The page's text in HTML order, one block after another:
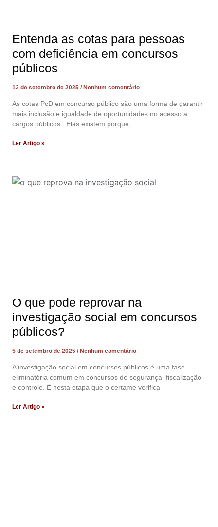
Entenda as cotas para pessoas
com deficiência em concursos
públicos
12 de setembro de 2025 Nenhum comentário
As cotas PcD em concurso público são uma forma de garantir
mais inclusão e igualdade de oportunidades no acesso a
cargos públicos. Elas existem porque,
Ler Artigo »
O que pode reprovar na
investigação social em concursos
públicos?
5 de setembro de 2025 Nenhum comentário
A investigação social em concursos públicos é uma fase
eliminatória comum em concursos de segurança, fiscalização
e controle. É nesta etapa que o certame verifica
Ler Artigo »